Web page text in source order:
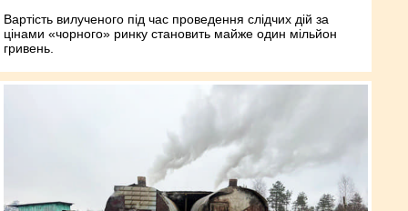
Вартість вилученого під час проведення слідчих дій за
цінами «чорного» ринку становить майже один мільйон
гривень.